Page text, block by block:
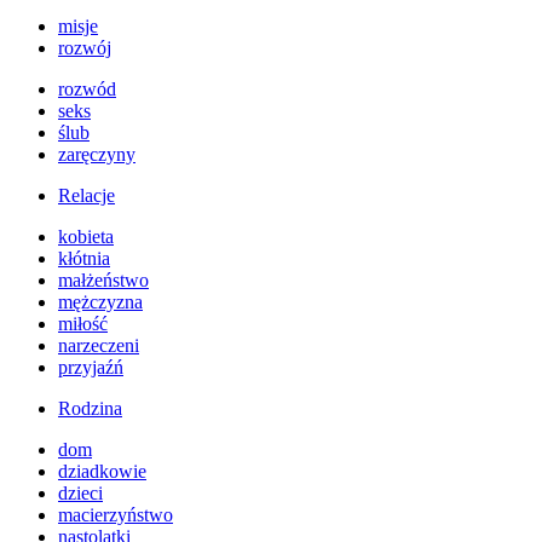
misje
rozwój
rozwód
seks
ślub
zaręczyny
Relacje
kobieta
kłótnia
małżeństwo
mężczyzna
miłość
narzeczeni
przyjaźń
Rodzina
dom
dziadkowie
dzieci
macierzyństwo
nastolatki